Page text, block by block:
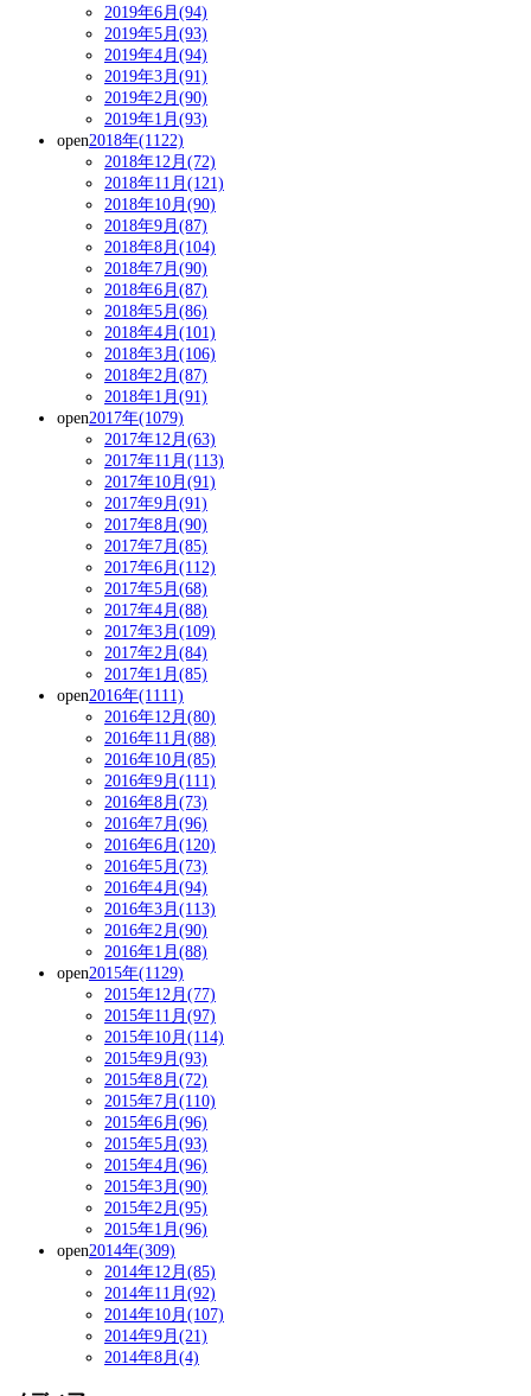
2019年6月(94)
2019年5月(93)
2019年4月(94)
2019年3月(91)
2019年2月(90)
2019年1月(93)
open2018年(1122)
2018年12月(72)
2018年11月(121)
2018年10月(90)
2018年9月(87)
2018年8月(104)
2018年7月(90)
2018年6月(87)
2018年5月(86)
2018年4月(101)
2018年3月(106)
2018年2月(87)
2018年1月(91)
open2017年(1079)
2017年12月(63)
2017年11月(113)
2017年10月(91)
2017年9月(91)
2017年8月(90)
2017年7月(85)
2017年6月(112)
2017年5月(68)
2017年4月(88)
2017年3月(109)
2017年2月(84)
2017年1月(85)
open2016年(1111)
2016年12月(80)
2016年11月(88)
2016年10月(85)
2016年9月(111)
2016年8月(73)
2016年7月(96)
2016年6月(120)
2016年5月(73)
2016年4月(94)
2016年3月(113)
2016年2月(90)
2016年1月(88)
open2015年(1129)
2015年12月(77)
2015年11月(97)
2015年10月(114)
2015年9月(93)
2015年8月(72)
2015年7月(110)
2015年6月(96)
2015年5月(93)
2015年4月(96)
2015年3月(90)
2015年2月(95)
2015年1月(96)
open2014年(309)
2014年12月(85)
2014年11月(92)
2014年10月(107)
2014年9月(21)
2014年8月(4)